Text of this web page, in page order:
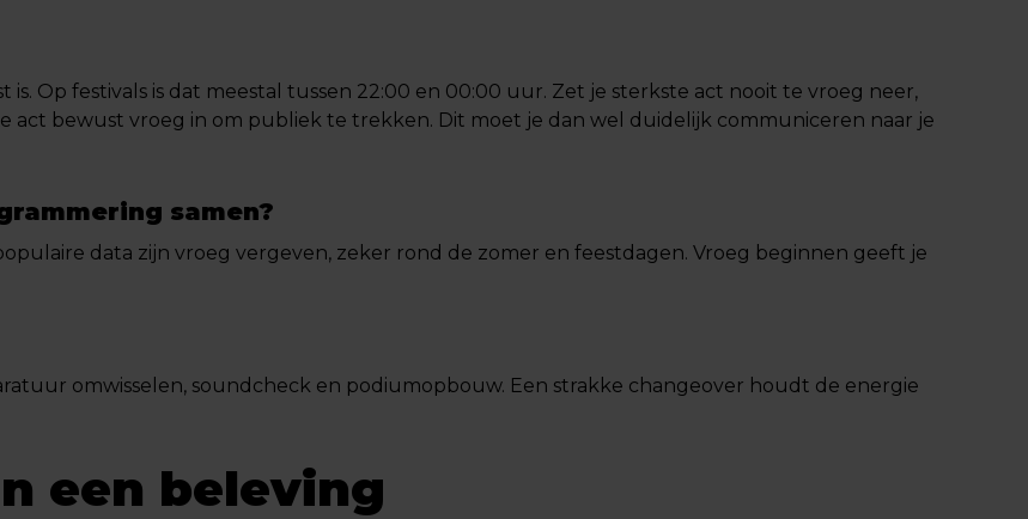
Op festivals is dat meestal tussen 22:00 en 00:00 uur. Zet je sterkste act nooit te vroeg neer,
act bewust vroeg in om publiek te trekken. Dit moet je dan wel duidelijk communiceren naar je
samen?
data zijn vroeg vergeven, zeker rond de zomer en feestdagen. Vroeg beginnen geeft je
omwisselen, soundcheck en podiumopbouw. Een strakke changeover houdt de energie
een beleving